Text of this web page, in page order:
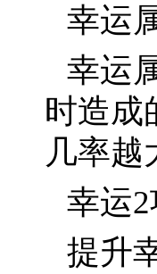
幸运
幸运
时造成
几率越
幸运
提升